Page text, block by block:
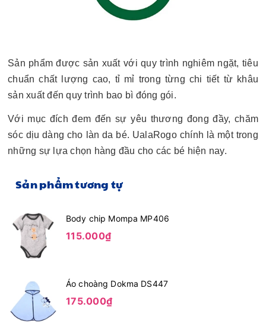
Sản phẩm được sản xuất với quy trình nghiêm ngặt, tiêu
chuẩn chất lượng cao, tỉ mỉ trong từng chi tiết từ khâu
sản xuất đến quy trình bao bì đóng gói.
Với mục đích đem đến sự yêu thương đong đầy, chăm
sóc dịu dàng cho làn da bé. UalaRogo chính là một trong
những sự lựa chọn hàng đầu cho các bé hiện nay.
Sản phẩm tương tự
Body chip Mompa MP406
115.000₫
Áo choàng Dokma DS447
175.000₫